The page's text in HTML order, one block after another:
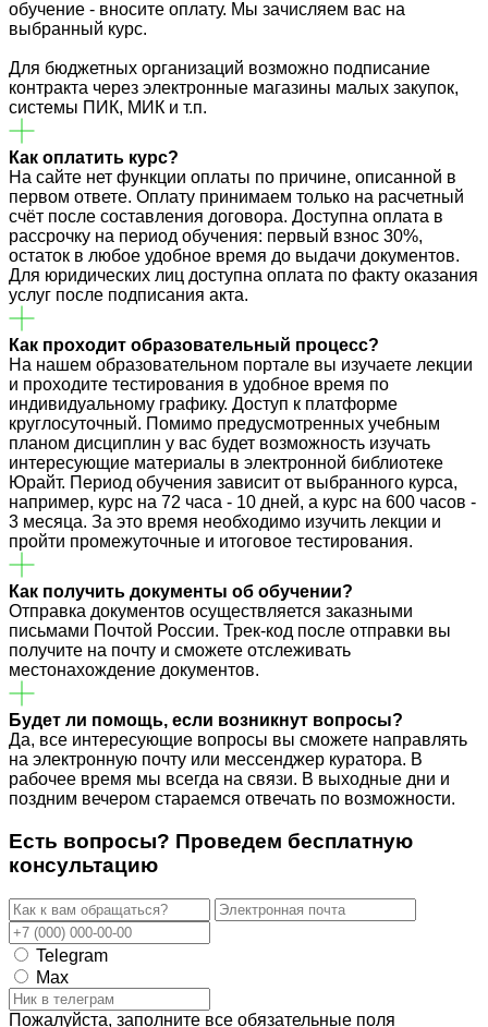
обучение - вносите оплату. Мы зачисляем вас на
выбранный курс.
Для бюджетных организаций возможно подписание
контракта через электронные магазины малых закупок,
системы ПИК, МИК и т.п.
Как оплатить курс?
На сайте нет функции оплаты по причине, описанной в
первом ответе. Оплату принимаем только на расчетный
счёт после составления договора. Доступна оплата в
рассрочку на период обучения: первый взнос 30%,
остаток в любое удобное время до выдачи документов.
Для юридических лиц доступна оплата по факту оказания
услуг после подписания акта.
Как проходит образовательный процесс?
На нашем образовательном портале вы изучаете лекции
и проходите тестирования в удобное время по
индивидуальному графику. Доступ к платформе
круглосуточный. Помимо предусмотренных учебным
планом дисциплин у вас будет возможность изучать
интересующие материалы в электронной библиотеке
Юрайт. Период обучения зависит от выбранного курса,
например, курс на 72 часа - 10 дней, а курс на 600 часов -
3 месяца. За это время необходимо изучить лекции и
пройти промежуточные и итоговое тестирования.
Как получить документы об обучении?
Отправка документов осуществляется заказными
письмами Почтой России. Трек-код после отправки вы
получите на почту и сможете отслеживать
местонахождение документов.
Будет ли помощь, если возникнут вопросы?
Да, все интересующие вопросы вы сможете направлять
на электронную почту или мессенджер куратора. В
рабочее время мы всегда на связи. В выходные дни и
поздним вечером стараемся отвечать по возможности.
Есть вопросы? Проведем бесплатную
консультацию
Telegram
Max
Пожалуйста, заполните все обязательные поля